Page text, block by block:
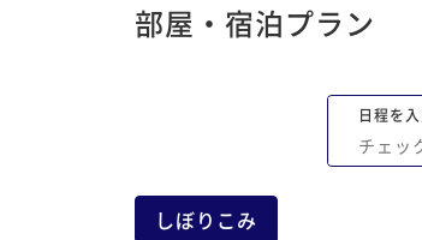
部屋・宿泊プラン
日程を
チェッ
しぼりこみ